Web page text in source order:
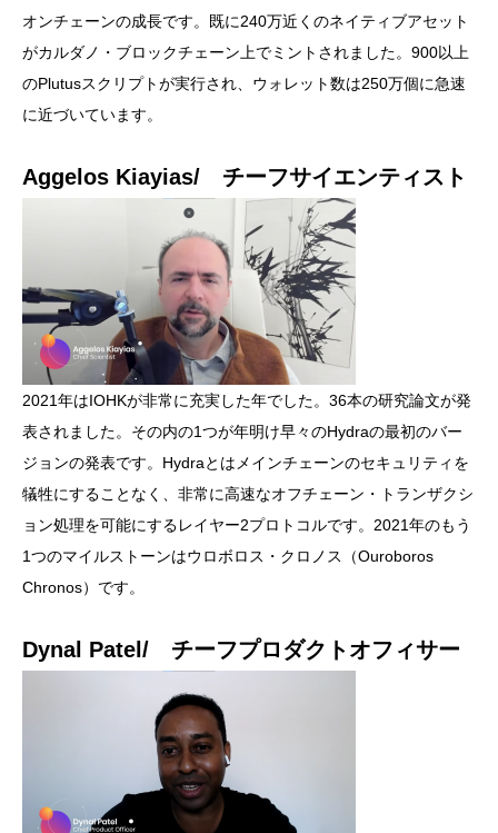
オンチェーンの成長です。既に240万近くのネイティブアセット
がカルダノ・ブロックチェーン上でミントされました。900以上
のPlutusスクリプトが実行され、ウォレット数は250万個に急速
に近づいています。
Aggelos Kiayias/ チーフサイエンティスト
2021年はIOHKが非常に充実した年でした。36本の研究論文が発
表されました。その内の1つが年明け早々のHydraの最初のバー
ジョンの発表です。Hydraとはメインチェーンのセキュリティを
犠牲にすることなく、非常に高速なオフチェーン・トランザクシ
ョン処理を可能にするレイヤー2プロトコルです。2021年のもう
1つのマイルストーンはウロボロス・クロノス（Ouroboros
Chronos）です。
Dynal Patel/ チーフプロダクトオフィサー